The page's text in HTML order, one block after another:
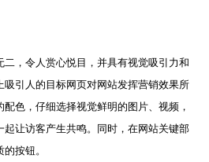
，令人赏心悦目，并具有视觉吸引力和
引人的目标网页对网站发挥营销效果所
色，仔细选择视觉鲜明的图片、视频，
让访客产生共鸣。同时，在网站关键部
按钮。